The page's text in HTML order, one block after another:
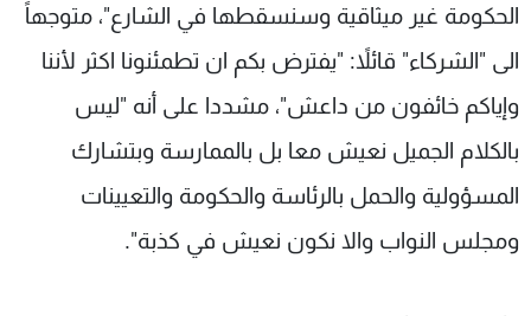
الحكومة غير ميثاقية وسنسقطها في الشارع"، متوجهاً
الى "الشركاء" قائلاً: "يفترض بكم ان تطمئنونا اكثر لأننا
وإياكم خائفون من داعش"، مشددا على أنه "ليس
بالكلام الجميل نعيش معا بل بالممارسة وبتشارك
المسؤولية والحمل بالرئاسة والحكومة والتعيينات
ومجلس النواب والا نكون نعيش في كذبة".